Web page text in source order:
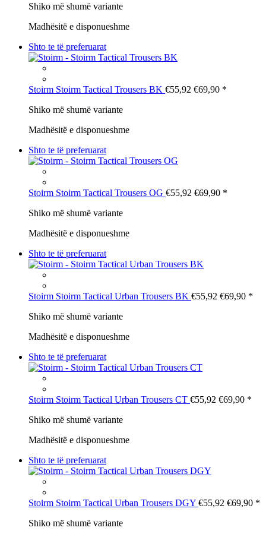
Shiko më shumë variante
Madhësitë e disponueshme
Shto te të preferuarat
Stoirm Stoirm Tactical Trousers BK €55,92 €69,90 *
Shiko më shumë variante
Madhësitë e disponueshme
Shto te të preferuarat
Stoirm Stoirm Tactical Trousers OG €55,92 €69,90 *
Shiko më shumë variante
Madhësitë e disponueshme
Shto te të preferuarat
Stoirm Stoirm Tactical Urban Trousers BK €55,92 €69,90 *
Shiko më shumë variante
Madhësitë e disponueshme
Shto te të preferuarat
Stoirm Stoirm Tactical Urban Trousers CT €55,92 €69,90 *
Shiko më shumë variante
Madhësitë e disponueshme
Shto te të preferuarat
Stoirm Stoirm Tactical Urban Trousers DGY €55,92 €69,90 *
Shiko më shumë variante